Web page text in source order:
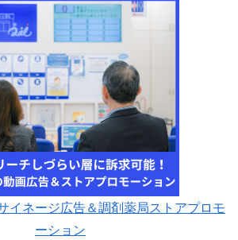
イネージ広告＆調剤薬局ストアプロモ
ーション